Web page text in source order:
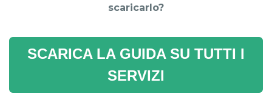
scaricarlo?
SCARICA LA GUIDA SU TUTTI I
SERVIZI